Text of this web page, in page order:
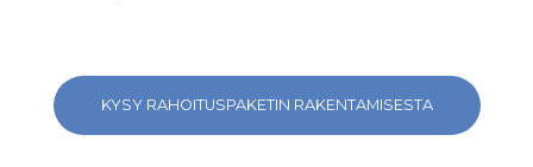
KYSY RAHOITUSPAKETIN RAKENTAMISESTA